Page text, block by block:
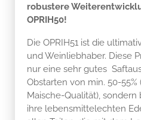
robustere
OPRIH50!
Die OPRIH51 ist die
und Weinliebhaber. Diese
nur eine sehr gutes
Obstarten von min. 50-
Maische-Qualität),
ihre lebensmittelechten